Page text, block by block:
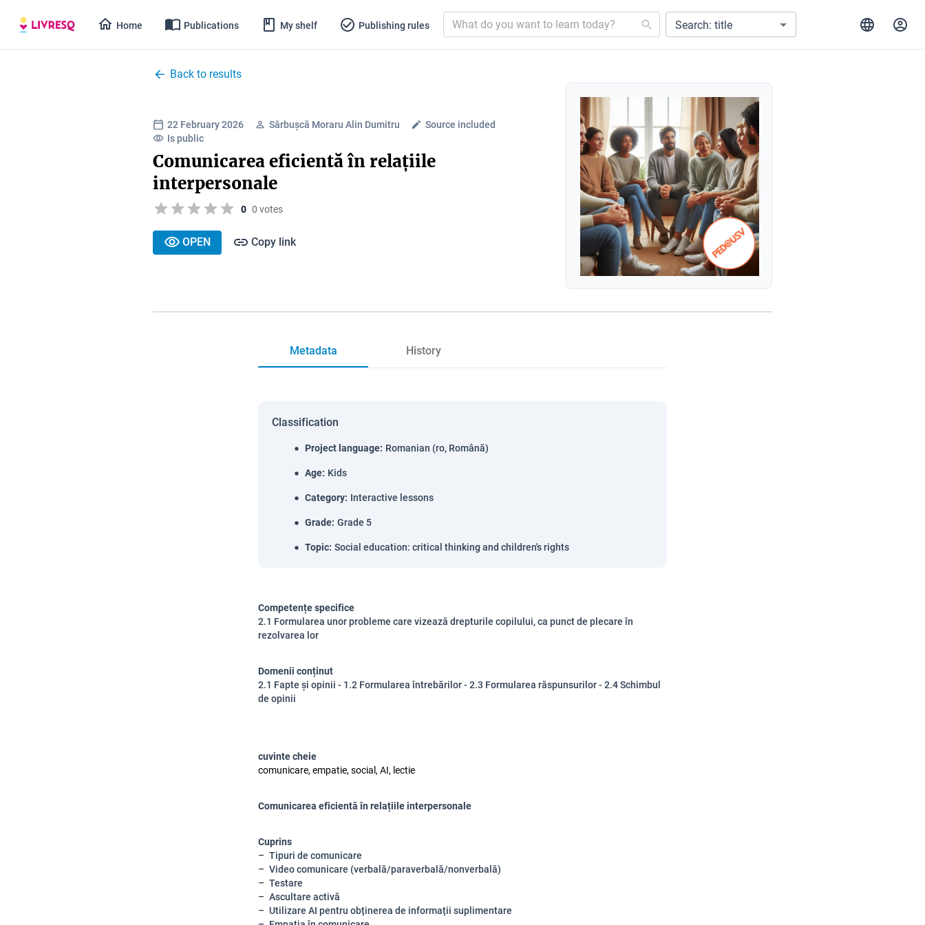
Home Publications My shelf Publishing rules Search: title
Back to results
22 February 2026 Sărbușcă Moraru Alin Dumitru
Source included
Is public
Comunicarea eficientă în relațiile
interpersonale
0 0 votes
OPEN Copy link
Metadata History
Classification
Project language: Romanian (ro, Română)
Age: Kids
Category: Interactive lessons
Grade: Grade 5
Topic: Social education: critical thinking and children's rights
Competențe specifice
2.1 Formularea unor probleme care vizează drepturile copilului, ca punct de plecare în
rezolvarea lor
Domenii conținut
2.1 Fapte și opinii - 1.2 Formularea întrebărilor - 2.3 Formularea răspunsurilor - 2.4 Schimbul
de opinii
cuvinte cheie
comunicare, empatie, social, AI, lectie
Comunicarea eficientă în relațiile interpersonale
Cuprins
Tipuri de comunicare
Video comunicare (verbală/paraverbală/nonverbală)
Testare
Ascultare activă
Utilizare AI pentru obținerea de informații suplimentare